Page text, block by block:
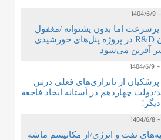
1404/6/9
اما بدون پشتوانه /مغفول
ماندن R&D در پروژه‌ پنل‌های خورشیدی
آفرین می‌شود
1404/6/9
پزشکیان از ناترازی‌های فعلی درس
دولت چهاردهم در آستانه ایجاد فاجعه
1404/6/8
نفت و انرژی/از مکانیسم ماشه